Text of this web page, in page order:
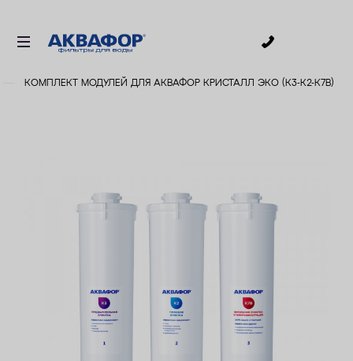
АКСЕССУАРЫ
КОМПЛЕКТ МОДУЛЕЙ ДЛЯ АКВАФОР КРИСТАЛЛ ЭКО (К3-К2-К7В)